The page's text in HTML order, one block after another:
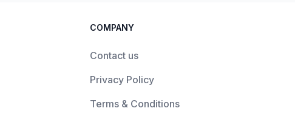
COMPANY
Contact us
Privacy Policy
Terms & Conditions